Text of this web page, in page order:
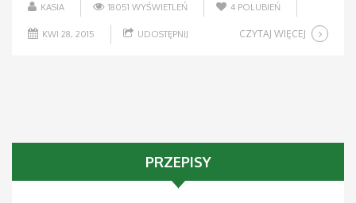
KASIA 18051 WYŚWIETLEŃ 4 POLUBIEŃ
KWI 28, 2015 UDOSTĘPNIJ CZYTAJ WIĘCEJ
PRZEPISY